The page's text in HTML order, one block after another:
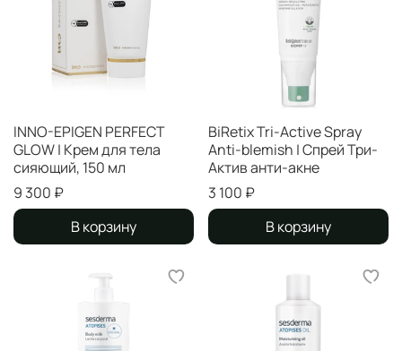
INNO-EPIGEN PERFECT
GLOW | Крем для тела
сияющий, 150 мл
9 300 ₽
В корзину
BiRetix Tri-Active Spray
Anti-blemish | Спрей Три-
Актив анти-акне
3 100 ₽
В корзину